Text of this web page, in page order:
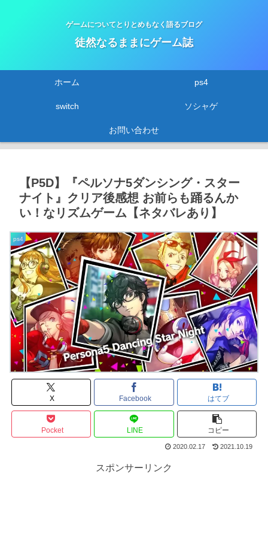
ゲームについてとりとめもなく語るブログ
徒然なるままにゲーム誌
ホーム ps4
switch ソシャゲ
お問い合わせ
【P5D】『ペルソナ5ダンシング・スター
ナイト』クリア後感想 お前らも踊るんか
い！なリズムゲーム【ネタバレあり】
ps4
X Facebook はてブ
Pocket LINE コピー
2020.02.17 2021.10.19
スポンサーリンク